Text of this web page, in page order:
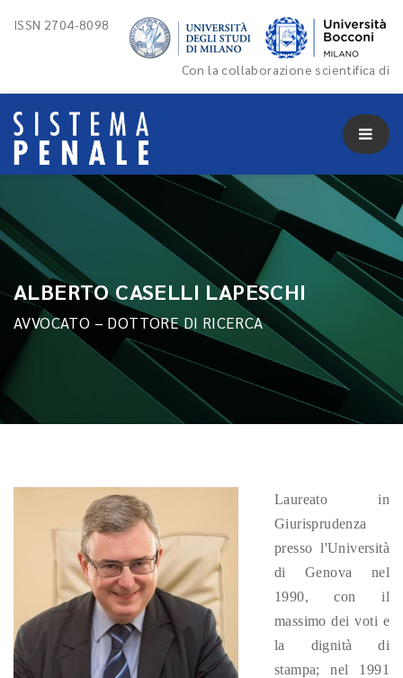
ISSN 2704-8098
Con la collaborazione scientifica di
ALBERTO CASELLI LAPESCHI
AVVOCATO – DOTTORE DI RICERCA
Laureato in
Giurisprudenza
presso l'Università
di Genova nel
1990, con il
massimo dei voti e
la dignità di
stampa; nel 1991